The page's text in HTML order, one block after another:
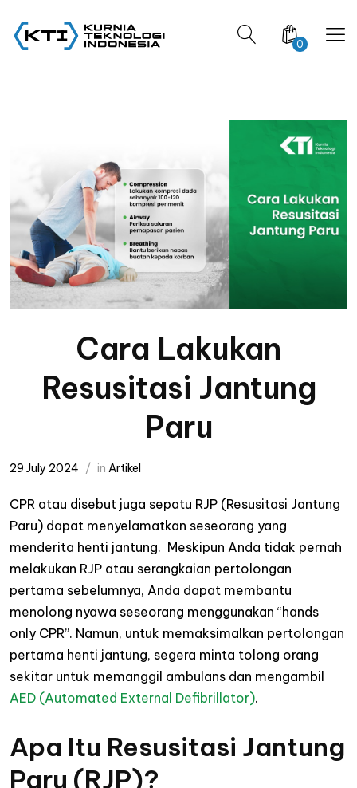
0
Cara Lakukan
Resusitasi Jantung
Paru
29 July 2024 in Artikel
CPR atau disebut juga sepatu RJP (Resusitasi Jantung
Paru) dapat menyelamatkan seseorang yang
menderita henti jantung. Meskipun Anda tidak pernah
melakukan RJP atau serangkaian pertolongan
pertama sebelumnya, Anda dapat membantu
menolong nyawa seseorang menggunakan “hands
only CPR”. Namun, untuk memaksimalkan pertolongan
pertama henti jantung, segera minta tolong orang
sekitar untuk memanggil ambulans dan mengambil
AED (Automated External Defibrillator).
Apa Itu Resusitasi Jantung
Paru (RJP)?